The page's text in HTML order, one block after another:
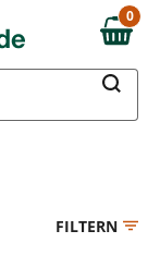
0,00 €
0
FILTERN